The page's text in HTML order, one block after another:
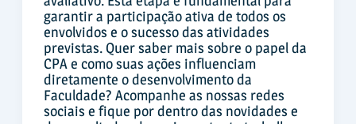
garantir a participação ativa de todos os
envolvidos e o sucesso das atividades
previstas. Quer saber mais sobre o papel da
CPA e como suas ações influenciam
diretamente o desenvolvimento da
Faculdade? Acompanhe as nossas redes
sociais e fique por dentro das novidades e